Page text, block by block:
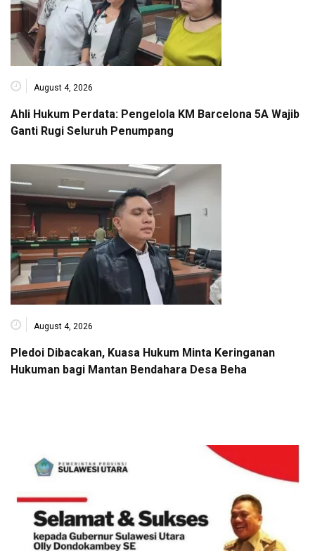
August 4, 2026
Ahli Hukum Perdata: Pengelola KM Barcelona 5A Wajib
Ganti Rugi Seluruh Penumpang
August 4, 2026
Pledoi Dibacakan, Kuasa Hukum Minta Keringanan
Hukuman bagi Mantan Bendahara Desa Beha